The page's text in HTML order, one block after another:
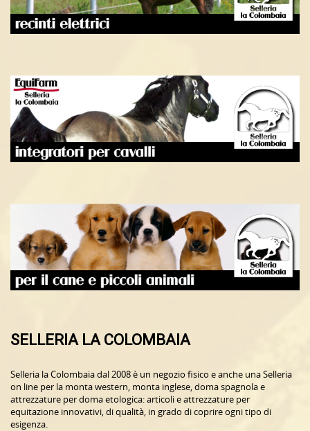
SELLERIA LA COLOMBAIA
Selleria la Colombaia dal 2008 è un negozio fisico e anche una Selleria
on line per la monta western, monta inglese, doma spagnola e
attrezzature per doma etologica: articoli e attrezzature per
equitazione innovativi, di qualità, in grado di coprire ogni tipo di
esigenza.